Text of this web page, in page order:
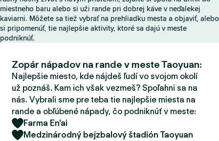
v
k
a
T
d
e
r
miestneho baru alebo si uži rande pri dobrej káve v neďalekej
kaviarni. Môžete sa tiež vybrať na prehliadku mesta a objaviť, alebo
si pripomenúť, tie najlepšie aktivity, ktoré sa dajú v meste
podniknúť.
Zopár nápadov na rande v meste Taoyuan:
Najlepšie miesto, kde nájdeš ľudí vo svojom okolí
už poznáš. Kam ich však vezmeš? Spoľahni sa na
nás. Vybrali sme pre teba tie najlepšie miesta na
rande a obľúbené nápady, čo podniknúť v meste:
Farma En'ai
Medzinárodný bejzbalový štadión Taoyuan